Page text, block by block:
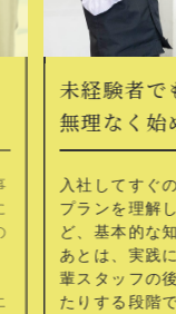
未経験者で
無理なく始
入社してすぐ
プランを理解
ど、基本的な
あとは、実践
輩スタッフの
たりする段階